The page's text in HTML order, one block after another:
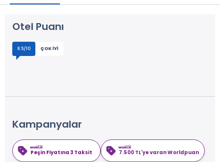
Otel Puanı
8.5/10 ÇOK İYI
Kampanyalar
Peşin Fiyatına 3 Taksit 7.500 TL'ye varan Worldpuan